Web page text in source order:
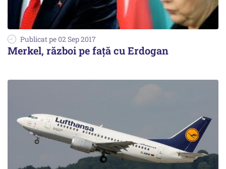
Publicat pe 02 Sep 2017
Merkel, război pe față cu Erdogan